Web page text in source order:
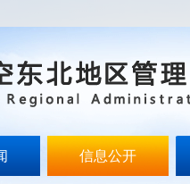
信息公开